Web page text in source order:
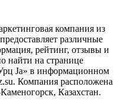
компания из
различные
рейтинг, отзывы и
найти на странице
Ja» в информационном
Компания расположена
Казахстан.